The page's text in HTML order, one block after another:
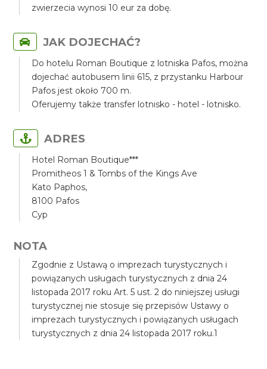
zwierzecia wynosi 10 eur za dobę.
JAK DOJECHAĆ?
Do hotelu Roman Boutique z lotniska Pafos, można
dojechać autobusem linii 615, z przystanku Harbour
Pafos jest około 700 m.
Oferujemy także transfer lotnisko - hotel - lotnisko.
ADRES
Hotel Roman Boutique***
Promitheos 1 & Tombs of the Kings Ave
Kato Paphos,
8100 Pafos
Cyp
NOTA
Zgodnie z Ustawą o imprezach turystycznych i
powiązanych usługach turystycznych z dnia 24
listopada 2017 roku Art. 5 ust. 2 do niniejszej usługi
turystycznej nie stosuje się przepisów Ustawy o
imprezach turystycznych i powiązanych usługach
turystycznych z dnia 24 listopada 2017 roku.1